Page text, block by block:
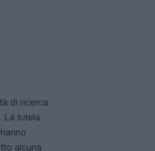
di ricerca
La tutela
alcuna